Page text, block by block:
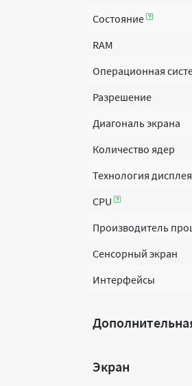
Состояние
RAM
Операционная
Разрешение
Диагональ экрана
Количество ядер
Технология дисплея
CPU
Производитель
Сенсорный экран
Интерфейсы
Экран